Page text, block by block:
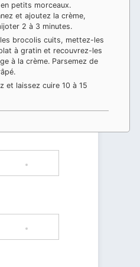
petits morceaux.
et ajoutez la crème,
2 à 3 minutes.
brocolis cuits, mettez-les
à gratin et recouvrez-les
à la crème. Parsemez de
et laissez cuire 10 à 15